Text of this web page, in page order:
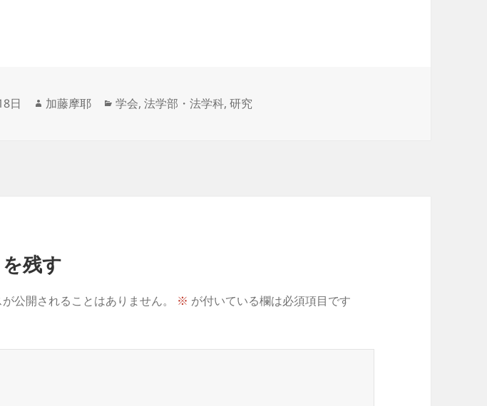
日
作
加藤摩耶
カ
学会,法学部・法学科,研究
残す
公開されることはありません。 ※ が付いている欄は必須項目です